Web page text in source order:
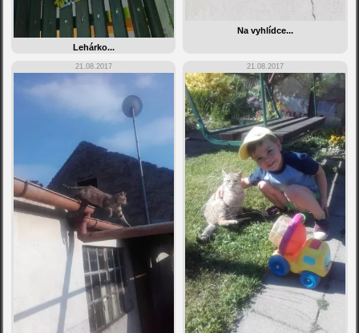
Lehárko...
Na vyhlídce...
21.08.2017 21.08.2017